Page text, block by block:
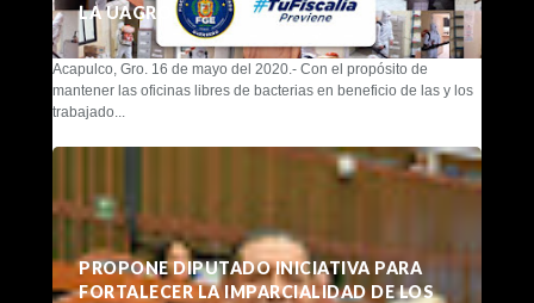
LA UAGRO
Acapulco, Gro. 16 de mayo del 2020.- Con el propósito de
mantener las oficinas libres de bacterias en beneficio de las y los
trabajado...
PROPONE DIPUTADO INICIATIVA PARA
FORTALECER LA IMPARCIALIDAD DE LOS